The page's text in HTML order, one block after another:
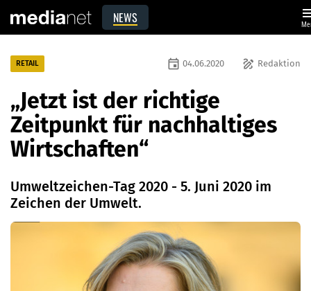
NEWS
RETAIL draw Redaktion
event 04.06.2020
„Jetzt ist der richtige
Zeitpunkt für nachhaltiges
Wirtschaften“
Umweltzeichen-Tag 2020 - 5. Juni 2020 im
Zeichen der Umwelt.